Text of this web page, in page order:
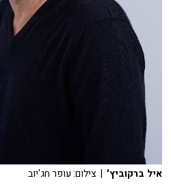
איל ברקוביץ' | צילום: עופר חג'יוב